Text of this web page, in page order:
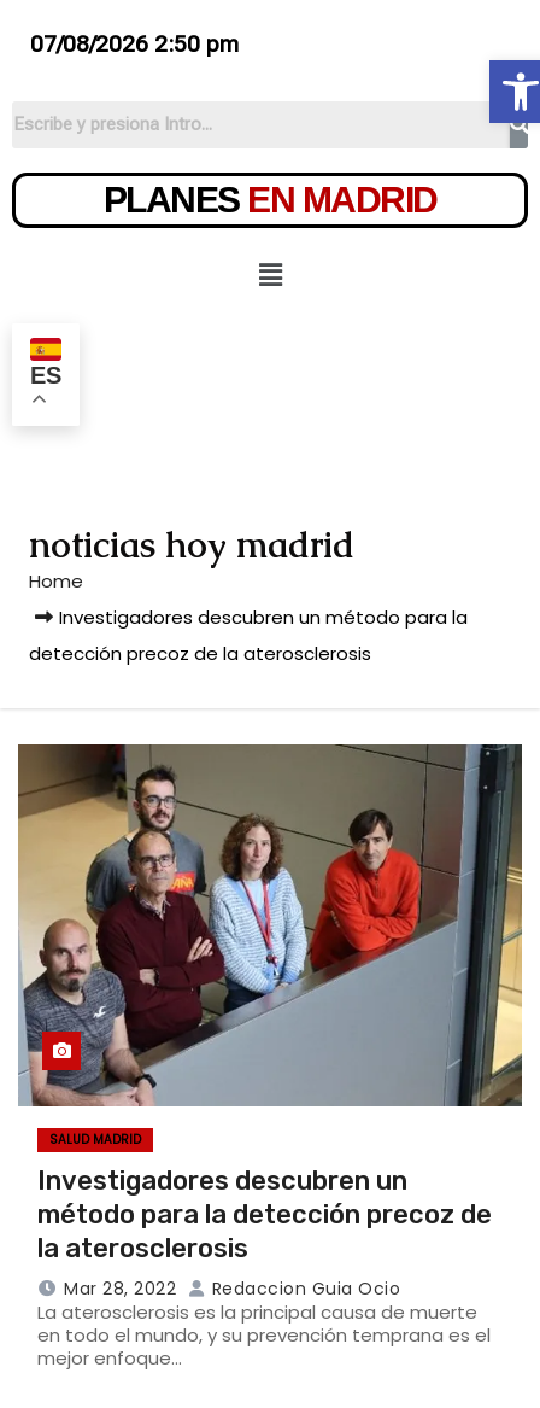
07/08/2026 2:50 pm
PLANES EN MADRID
ES
noticias hoy madrid
Home
Investigadores descubren un método para la
detección precoz de la aterosclerosis
SALUD MADRID
Investigadores descubren un
método para la detección precoz de
la aterosclerosis
Mar 28, 2022 Redaccion Guia Ocio
La aterosclerosis es la principal causa de muerte
en todo el mundo, y su prevención temprana es el
mejor enfoque…